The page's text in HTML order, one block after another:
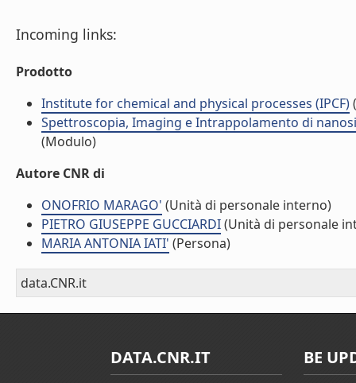
Incoming links:
Prodotto
Institute for chemical and physical processes (IPCF)
Spettroscopia, Imaging e Intrappolamento di
(Modulo)
Autore CNR di
ONOFRIO MARAGO' (Unità di personale interno)
PIETRO GIUSEPPE GUCCIARDI(Unità di personale
MARIA ANTONIA IATI' (Persona)
data.CNR.it
DATA.CNR.IT BE